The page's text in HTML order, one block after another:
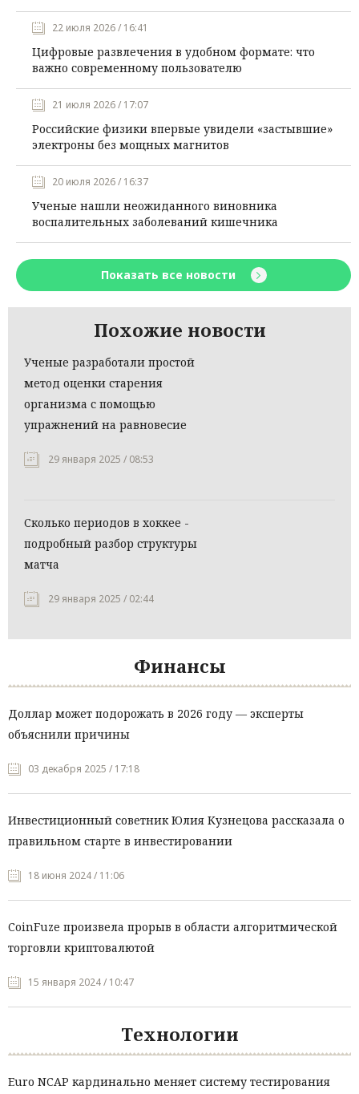
22 июля 2026 / 16:41
Цифровые развлечения в удобном формате: что
важно современному пользователю
21 июля 2026 / 17:07
Российские физики впервые увидели «застывшие»
электроны без мощных магнитов
20 июля 2026 / 16:37
Ученые нашли неожиданного виновника
воспалительных заболеваний кишечника
Показать все новости
Похожие новости
Ученые разработали простой
метод оценки старения
организма с помощью
упражнений на равновесие
29 января 2025 / 08:53
Сколько периодов в хоккее -
подробный разбор структуры
матча
29 января 2025 / 02:44
Финансы
Доллар может подорожать в 2026 году — эксперты
объяснили причины
03 декабря 2025 / 17:18
Инвестиционный советник Юлия Кузнецова рассказала о
правильном старте в инвестировании
18 июня 2024 / 11:06
CoinFuze произвела прорыв в области алгоритмической
торговли криптовалютой
15 января 2024 / 10:47
Технологии
Euro NCAP кардинально меняет систему тестирования